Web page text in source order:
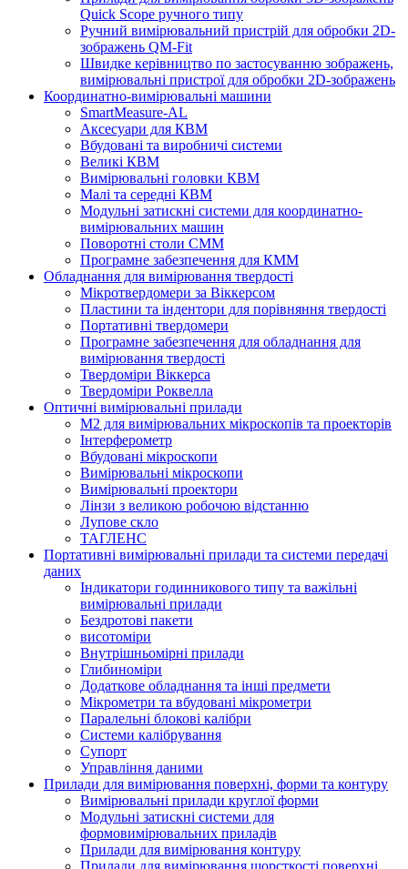
Quick Scope ручного типу
Ручний вимірювальний пристрій для обробки 2D-
зображень QM-Fit
Швидке керівництво по застосуванню зображень,
вимірювальні пристрої для обробки 2D-зображень
Координатно-вимірювальні машини
SmartMeasure-AL
Аксесуари для КВМ
Вбудовані та виробничі системи
Великі КВМ
Вимірювальні головки КВМ
Малі та середні КВМ
Модульні затискні системи для координатно-
вимірювальних машин
Поворотні столи CMM
Програмне забезпечення для КММ
Обладнання для вимірювання твердості
Мікротвердомери за Віккерсом
Пластини та індентори для порівняння твердості
Портативні твердомери
Програмне забезпечення для обладнання для
вимірювання твердості
Твердоміри Віккерса
Твердоміри Роквелла
Оптичні вимірювальні прилади
M2 для вимірювальних мікроскопів та проекторів
Інтерферометр
Вбудовані мікроскопи
Вимірювальні мікроскопи
Вимірювальні проектори
Лінзи з великою робочою відстанню
Лупове скло
ТАГЛЕНС
Портативні вимірювальні прилади та системи передачі
даних
Індикатори годинникового типу та важільні
вимірювальні прилади
Бездротові пакети
висотоміри
Внутрішньомірні прилади
Глибиноміри
Додаткове обладнання та інші предмети
Мікрометри та вбудовані мікрометри
Паралельні блокові калібри
Системи калібрування
Супорт
Управління даними
Прилади для вимірювання поверхні, форми та контуру
Вимірювальні прилади круглої форми
Модульні затискні системи для
формовимірювальних приладів
Прилади для вимірювання контуру